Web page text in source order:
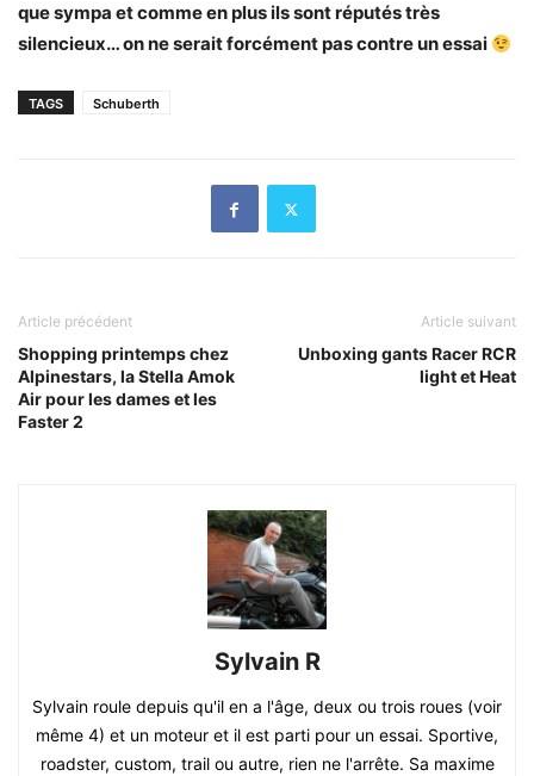
que sympa et comme en plus ils sont réputés très
silencieux… on ne serait forcément pas contre un essai
TAGS Schuberth
Article précédent
Shopping printemps chez
Alpinestars, la Stella Amok
Air pour les dames et les
Faster 2
Article suivant
Unboxing gants Racer RCR
light et Heat
Sylvain R
Sylvain roule depuis qu'il en a l'âge, deux ou trois roues (voir
même 4) et un moteur et il est parti pour un essai. Sportive,
roadster, custom, trail ou autre, rien ne l'arrête. Sa maxime